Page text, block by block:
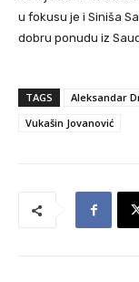
u fokusu je i Siniša
dobru ponudu iz
TAGS Aleksandar
Vukašin Jovanović